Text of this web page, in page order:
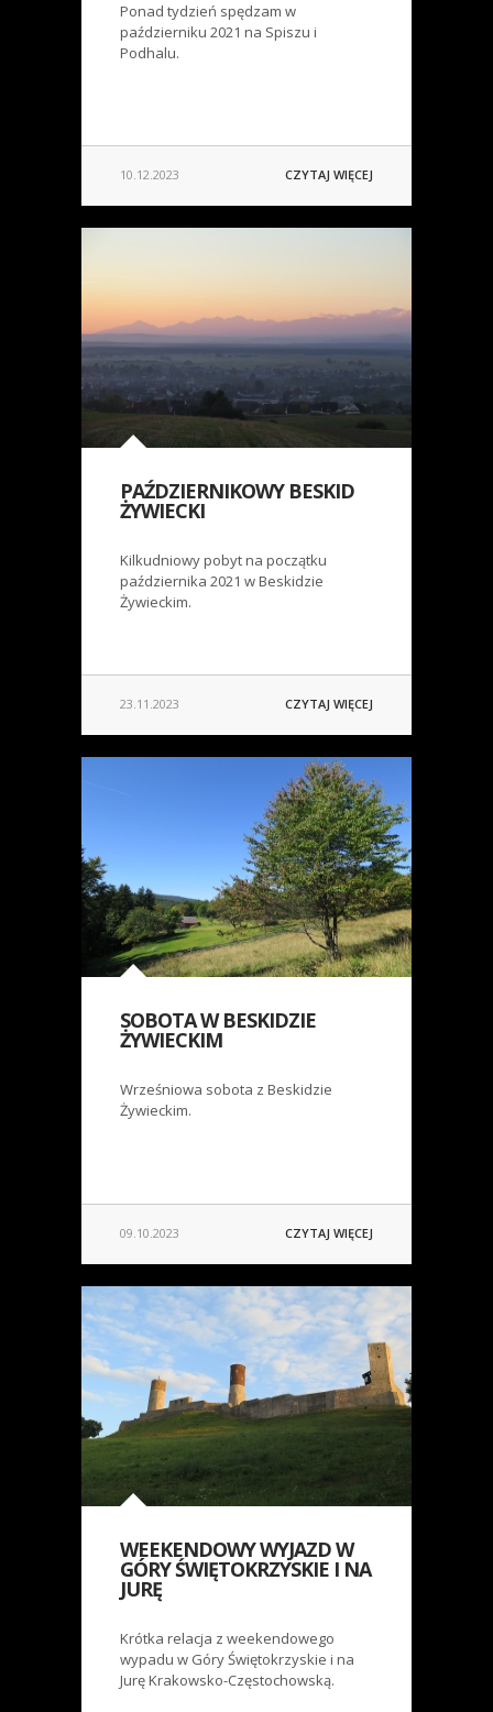
Ponad tydzień spędzam w
październiku 2021 na Spiszu i
Podhalu.
10.12.2023 CZYTAJ WIĘCEJ
PAŹDZIERNIKOWY BESKID
ŻYWIECKI
Kilkudniowy pobyt na początku
października 2021 w Beskidzie
Żywieckim.
23.11.2023 CZYTAJ WIĘCEJ
SOBOTA W BESKIDZIE
ŻYWIECKIM
Wrześniowa sobota z Beskidzie
Żywieckim.
09.10.2023 CZYTAJ WIĘCEJ
WEEKENDOWY WYJAZD W
GÓRY ŚWIĘTOKRZYSKIE I NA
JURĘ
Krótka relacja z weekendowego
wypadu w Góry Świętokrzyskie i na
Jurę Krakowsko-Częstochowską.